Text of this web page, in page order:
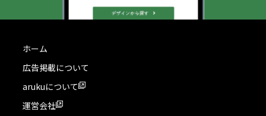
ホーム
広告掲載について
arukuについて
運営会社